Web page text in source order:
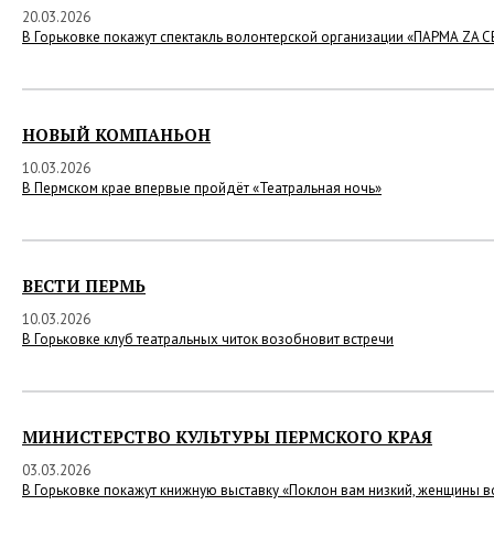
20.03.2026
В Горьковке покажут спектакль волонтерской организации «ПАРМА ZA
НОВЫЙ КОМПАНЬОН
10.03.2026
В Пермском крае впервые пройдёт «Театральная ночь»
ВЕСТИ ПЕРМЬ
10.03.2026
В Горьковке клуб театральных читок возобновит встречи
МИНИСТЕРСТВО КУЛЬТУРЫ ПЕРМСКОГО КРАЯ
03.03.2026
В Горьковке покажут книжную выставку «Поклон вам низкий, женщины